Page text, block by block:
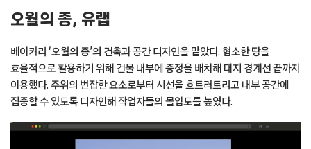
오월의 종, 유랩
베이커리 ‘오월의 종’의 건축과 공간 디자인을 맡았다. 협소한 땅을
효율적으로 활용하기 위해 건물 내부에 중정을 배치해 대지 경계선 끝까지
이용했다. 주위의 번잡한 요소로부터 시선을 흐트러트리고 내부 공간에
집중할 수 있도록 디자인해 작업자들의 몰입도를 높였다.